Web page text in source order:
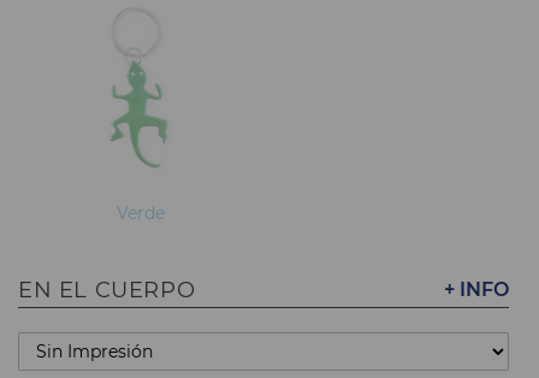
Verde
+ INFO
EN EL CUERPO